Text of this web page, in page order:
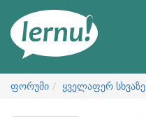
ნახვა
ფორუმი ყველაფერ სხვაზე